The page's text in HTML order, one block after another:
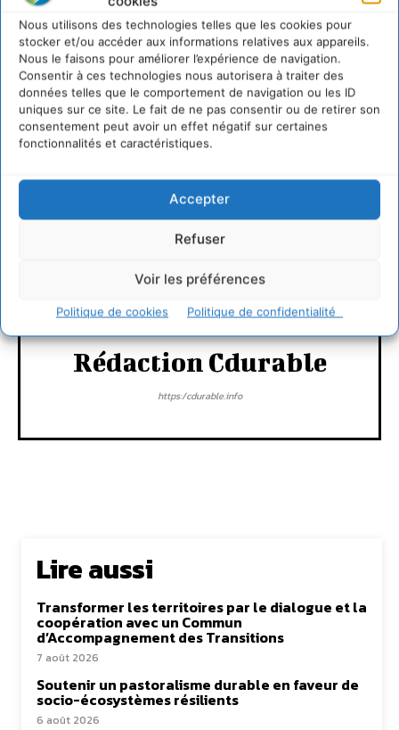
Nous utilisons des technologies telles que les cookies pour
stocker et/ou accéder aux informations relatives aux appareils.
Nous le faisons pour améliorer l’expérience de navigation.
Consentir à ces technologies nous autorisera à traiter des
données telles que le comportement de navigation ou les ID
uniques sur ce site. Le fait de ne pas consentir ou de retirer son
consentement peut avoir un effet négatif sur certaines
fonctionnalités et caractéristiques.
Accepter
Refuser
Voir les préférences
Politique de cookies Politique de confidentialité
LAISSER UN COMMENTAIRE
CONNECTER POUR LAISSER UN COMMENTAIRE
Rédaction Cdurable
https:/cdurable.info
Lire aussi
Transformer les territoires par le dialogue et la
coopération avec un Commun
d’Accompagnement des Transitions
7 août 2026
Soutenir un pastoralisme durable en faveur de
socio-écosystèmes résilients
6 août 2026